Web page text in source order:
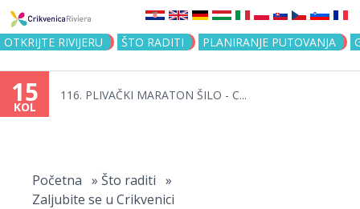
Jump to navigation
OTKRIJTE RIVIJERU ŠTO RADITI PLANIRANJE PUTOVANJA
15
KOL
116. PLIVAČKI MARATON ŠILO - C...
Početna » Što raditi »
Zaljubite se u Crikvenici